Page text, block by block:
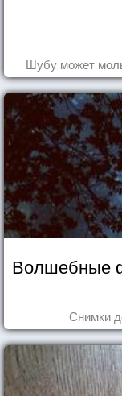
Шубу может
Волшебные
Снимки